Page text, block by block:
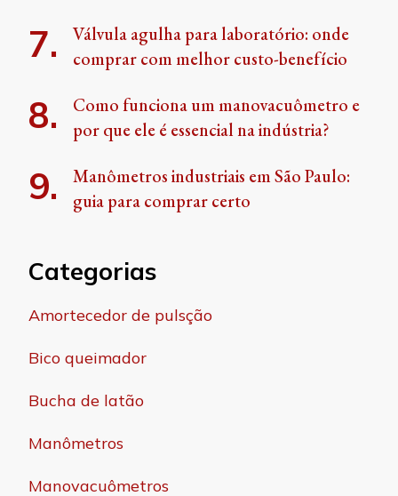
Válvula agulha para laboratório: onde
comprar com melhor custo-benefício
Como funciona um manovacuômetro e
por que ele é essencial na indústria?
Manômetros industriais em São Paulo:
guia para comprar certo
Categorias
Amortecedor de pulsção
Bico queimador
Bucha de latão
Manômetros
Manovacuômetros